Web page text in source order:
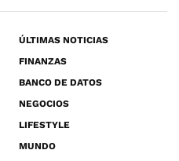
ÚLTIMAS NOTICIAS
FINANZAS
BANCO DE DATOS
NEGOCIOS
LIFESTYLE
MUNDO